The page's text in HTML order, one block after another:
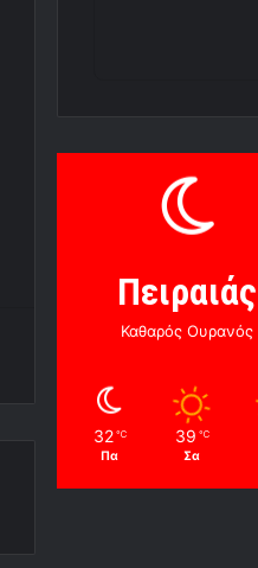
Πειραιάς
Καθαρός Ουρανός
32 ℃
Πα
39 ℃
Σα